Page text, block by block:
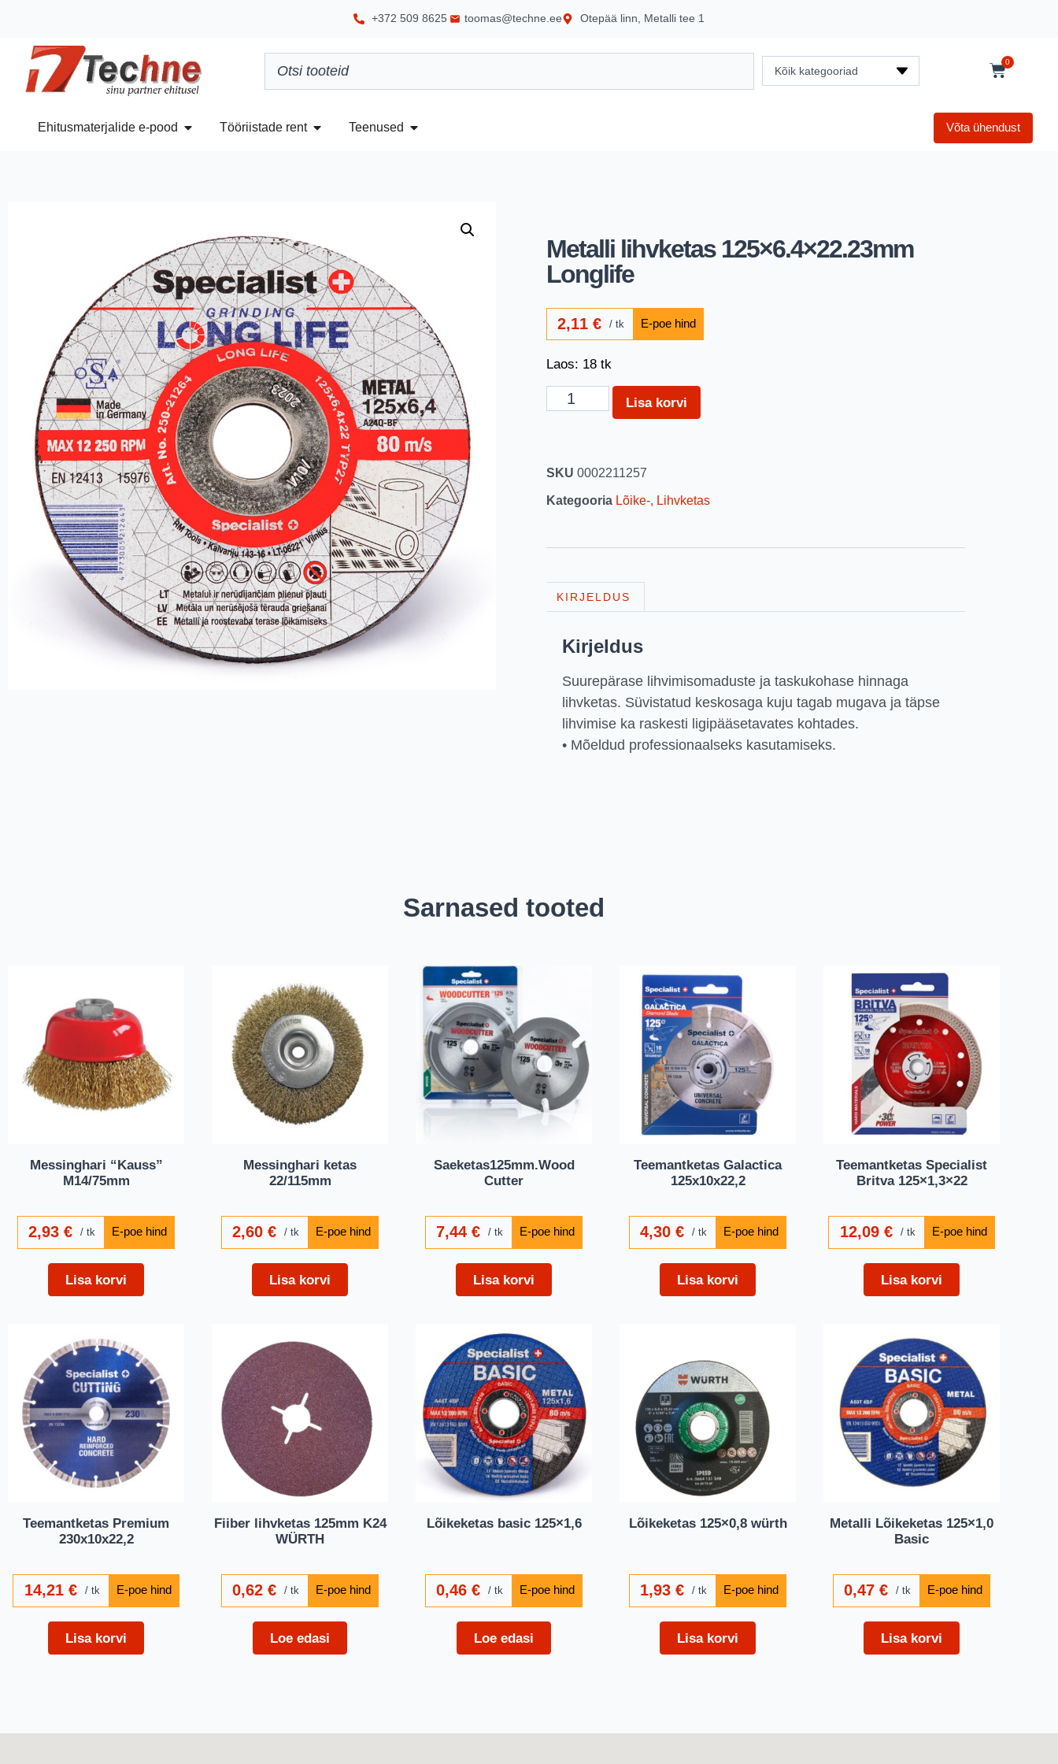
+372 509 8625 toomas@techne.ee Otepää linn, Metalli tee 1
Kõik kategooriad
0
Ehitusmaterjalide e-pood Tööriistade rent Teenused Võta ühendust
Metalli lihvketas 125×6.4×22.23mm
Longlife
2,11€ tk
Laos: 18 tk
Lisa korvi
SKU 0002211257
Kategooria Lõike-, Lihvketas
KIRJELDUS
Kirjeldus
Suurepärase lihvimisomaduste ja taskukohase hinnaga
lihvketas. Süvistatud keskosaga kuju tagab mugava ja täpse
lihvimise ka raskesti ligipääsetavates kohtades.
• Mõeldud professionaalseks kasutamiseks.
Sarnased tooted
Messinghari “Kauss”
M14/75mm
2,93€ tk
Lisa korvi
Messinghari ketas
22/115mm
2,60€ tk
Lisa korvi
Saeketas125mm.Wood
Cutter
7,44€ tk
Lisa korvi
Teemantketas Galactica
125x10x22,2
4,30€ tk
Lisa korvi
Teemantketas Specialist
Britva 125×1,3×22
12,09 € tk
Lisa korvi
Teemantketas Premium
230x10x22,2
14,21 € tk
Lisa korvi
Fiiber lihvketas 125mm K24
WÜRTH
0,62€ tk
Loe edasi
Lõikeketas basic 125×1,6
0,46€ tk
Loe edasi
Lõikeketas 125×0,8 würth
1,93€ tk
Lisa korvi
Metalli Lõikeketas 125×1,0
Basic
0,47€ tk
Lisa korvi